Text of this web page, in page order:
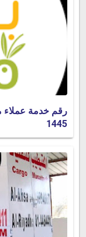
رقم خدمة عملاء
1445